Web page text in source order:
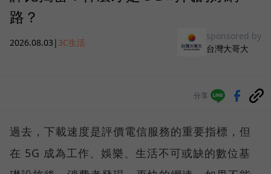
路？
2026.08.03 | 3C生活
sponsored by
台灣大哥大
分享
過去，下載速度是評價電信服務的重要指標，但
在 5G 成為工作、娛樂、生活不可或缺的數位基